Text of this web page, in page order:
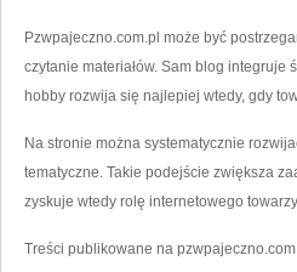
Pzwpajeczno.com.pl może być
czytanie materiałów. Sam blog
hobby rozwija się najlepiej wtedy, gdy
Na stronie można systematycznie
tematyczne. Takie podejście zwiększa
zyskuje wtedy rolę internetowego
Treści publikowane na